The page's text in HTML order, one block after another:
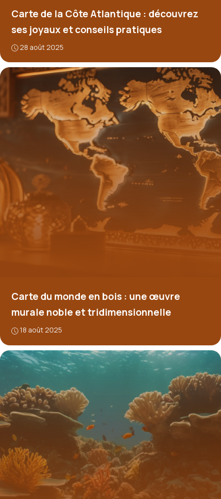
Carte de la Côte Atlantique : découvrez
ses joyaux et conseils pratiques
28 août 2025
Carte du monde en bois : une œuvre
murale noble et tridimensionnelle
18 août 2025